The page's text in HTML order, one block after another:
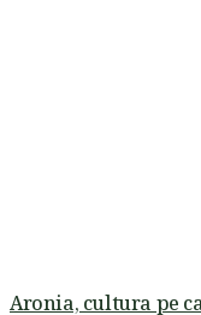
Aronia, cultura pe